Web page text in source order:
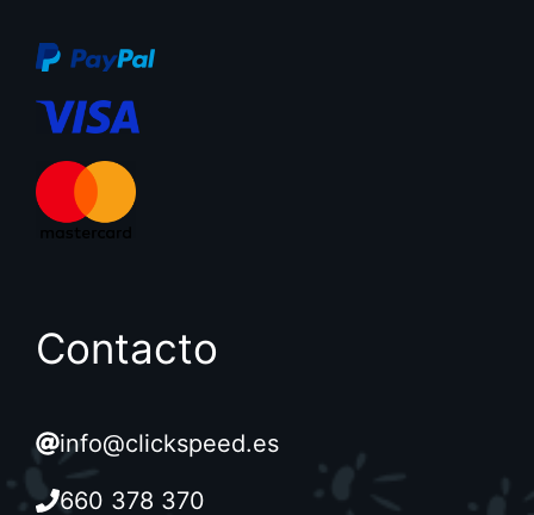
Contacto
info@clickspeed.es
660 378 370